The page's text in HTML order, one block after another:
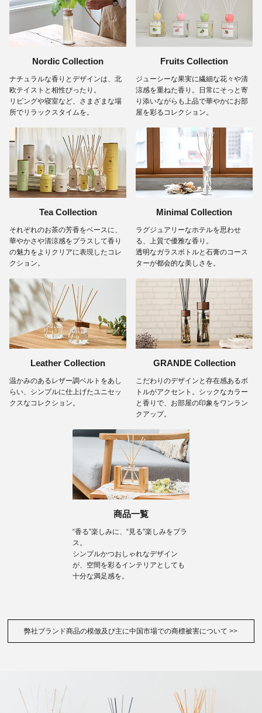
Nordic Collection
ナチュラルな香りとデザインは、北
欧テイストと相性ぴったり。
リビングや寝室など、さまざまな場
所でリラックスタイムを。
Fruits Collection
ジューシーな果実に繊細な花々や清
涼感を重ねた香り。日常にそっと寄
り添いながらも上品で華やかにお部
屋を彩るコレクション。
Tea Collection
それぞれのお茶の芳香をベースに、
華やかさや清涼感をプラスして香り
の魅力をよりクリアに表現したコレ
クション。
Minimal Collection
ラグジュアリーなホテルを思わせ
る、上質で優雅な香り。
透明なガラスボトルと石膏のコース
ターが都会的な美しさを。
Leather Collection
温かみのあるレザー調ベルトをあし
らい、シンプルに仕上げたユニセッ
クスなコレクション。
GRANDE Collection
こだわりのデザインと存在感あるボ
トルがアクセント。シックなカラー
と香りで、お部屋の印象をワンラン
クアップ。
商品一覧
“香る”楽しみに、“見る”楽しみをプラ
ス。
シンプルかつおしゃれなデザイン
が、空間を彩るインテリアとしても
十分な満足感を。
弊社ブランド商品の模倣及び主に中国市場での商標被害について >>